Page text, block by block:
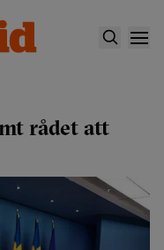
rådet att